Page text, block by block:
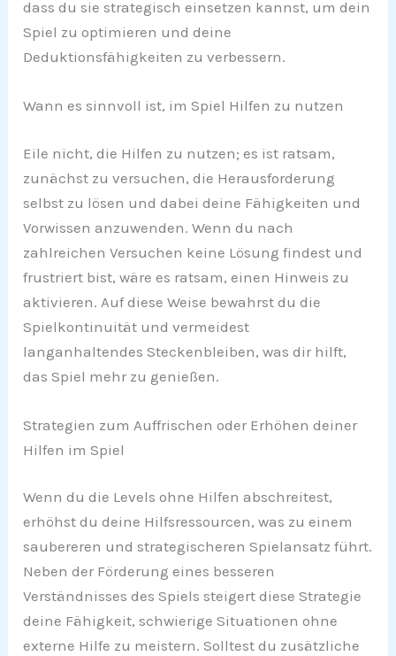
dass du sie strategisch einsetzen kannst, um dein
Spiel zu optimieren und deine
Deduktionsfähigkeiten zu verbessern.
Wann es sinnvoll ist, im Spiel Hilfen zu nutzen
Eile nicht, die Hilfen zu nutzen; es ist ratsam,
zunächst zu versuchen, die Herausforderung
selbst zu lösen und dabei deine Fähigkeiten und
Vorwissen anzuwenden. Wenn du nach
zahlreichen Versuchen keine Lösung findest und
frustriert bist, wäre es ratsam, einen Hinweis zu
aktivieren. Auf diese Weise bewahrst du die
Spielkontinuität und vermeidest
langanhaltendes Steckenbleiben, was dir hilft,
das Spiel mehr zu genießen.
Strategien zum Auffrischen oder Erhöhen deiner
Hilfen im Spiel
Wenn du die Levels ohne Hilfen abschreitest,
erhöhst du deine Hilfsressourcen, was zu einem
saubereren und strategischeren Spielansatz führt.
Neben der Förderung eines besseren
Verständnisses des Spiels steigert diese Strategie
deine Fähigkeit, schwierige Situationen ohne
externe Hilfe zu meistern. Solltest du zusätzliche